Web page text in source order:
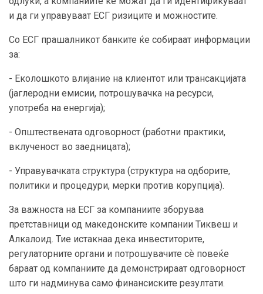
и да ги управуваат ЕСГ ризиците и можностите.
Со ЕСГ прашалникот банките ќе собираат информации
за:
- Еколошкото влијание на клиентот или трансакцијата
(јаглеродни емисии, потрошувачка на ресурси,
употреба на енергија);
- Општествената одговорност (работни практики,
вклученост во заедницата);
- Управувачката структура (структура на одборите,
политики и процедури, мерки против корупција).
За важноста на ЕСГ за компаниите зборуваа
претставници од македонските компании Тиквеш и
Алкалоид. Тие истакнаа дека инвеститорите,
регулаторните органи и потрошувачите сѐ повеќе
бараат од компаниите да демонстрираат одговорност
што ги надминува само финансиските резултати.